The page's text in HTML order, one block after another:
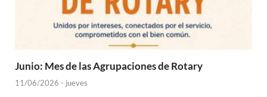
Junio: Mes de las Agrupaciones de Rotary
11/06/2026 - jueves